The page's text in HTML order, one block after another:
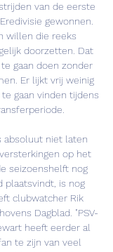
van de eerste
gewonnen.
willen die reeks
doorzetten. Dat
gaan doen zonder
Er lijkt vrij weinig
gaan vinden tijdens
absoluut niet laten
op het
seizoenshelft nog
plaatsvindt, is nog
clubwatcher Rik
Dagblad. "PSV-
heeft eerder al
te zijn van veel